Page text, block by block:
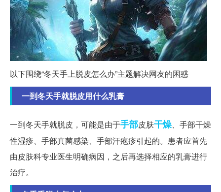
以下围绕“冬天手上脱皮怎么办”主题解决网友的困惑
一到冬天手就脱皮用什么乳膏
一到冬天手就脱皮，可能是由于手部皮肤干燥、手部干燥
性湿疹、手部真菌感染、手部汗疱疹引起的。患者应首先
由皮肤科专业医生明确病因，之后再选择相应的乳膏进行
治疗。